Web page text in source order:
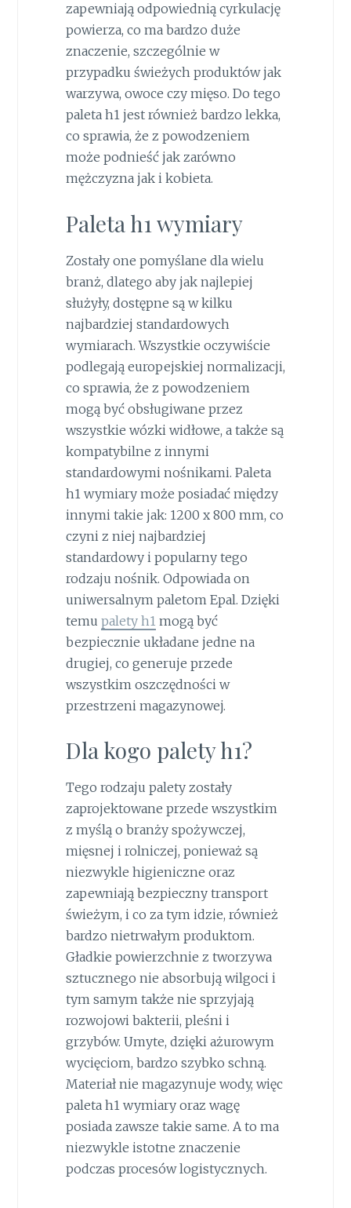
zapewniają odpowiednią cyrkulację
powierza, co ma bardzo duże
znaczenie, szczególnie w
przypadku świeżych produktów jak
warzywa, owoce czy mięso. Do tego
paleta h1 jest również bardzo lekka,
co sprawia, że z powodzeniem
może podnieść jak zarówno
mężczyzna jak i kobieta.
Paleta h1 wymiary
Zostały one pomyślane dla wielu
branż, dlatego aby jak najlepiej
służyły, dostępne są w kilku
najbardziej standardowych
wymiarach. Wszystkie oczywiście
podlegają europejskiej normalizacji,
co sprawia, że z powodzeniem
mogą być obsługiwane przez
wszystkie wózki widłowe, a także są
kompatybilne z innymi
standardowymi nośnikami. Paleta
h1 wymiary może posiadać między
innymi takie jak: 1200 x 800 mm, co
czyni z niej najbardziej
standardowy i popularny tego
rodzaju nośnik. Odpowiada on
uniwersalnym paletom Epal. Dzięki
temu palety h1 mogą być
bezpiecznie układane jedne na
drugiej, co generuje przede
wszystkim oszczędności w
przestrzeni magazynowej.
Dla kogo palety h1?
Tego rodzaju palety zostały
zaprojektowane przede wszystkim
z myślą o branży spożywczej,
mięsnej i rolniczej, ponieważ są
niezwykle higieniczne oraz
zapewniają bezpieczny transport
świeżym, i co za tym idzie, również
bardzo nietrwałym produktom.
Gładkie powierzchnie z tworzywa
sztucznego nie absorbują wilgoci i
tym samym także nie sprzyjają
rozwojowi bakterii, pleśni i
grzybów. Umyte, dzięki ażurowym
wycięciom, bardzo szybko schną.
Materiał nie magazynuje wody, więc
paleta h1 wymiary oraz wagę
posiada zawsze takie same. A to ma
niezwykle istotne znaczenie
podczas procesów logistycznych.